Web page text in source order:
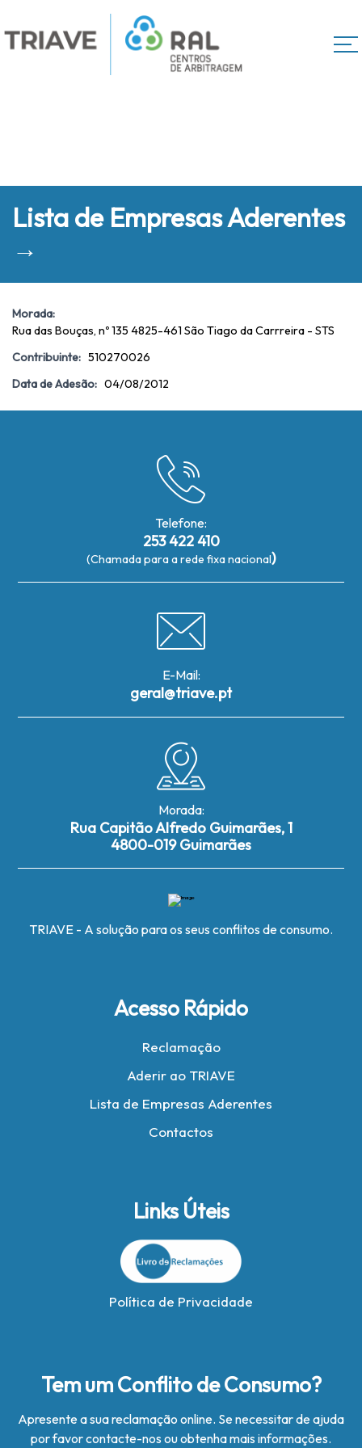
Lista de Empresas Aderentes
→
Morada:
Rua das Bouças, nº 135 4825-461 São Tiago da Carrreira - STS
Contribuinte: 510270026
Data de Adesão: 04/08/2012
Telefone:
253 422 410
(Chamada para a rede fixa nacional)
E-Mail:
geral@triave.pt
Morada:
Rua Capitão Alfredo Guimarães, 1
4800-019 Guimarães
TRIAVE - A solução para os seus conflitos de consumo.
Acesso Rápido
Reclamação
Aderir ao TRIAVE
Lista de Empresas Aderentes
Contactos
Links Úteis
Política de Privacidade
Tem um Conflito de Consumo?
Apresente a sua reclamação online. Se necessitar de ajuda
por favor contacte-nos ou obtenha mais informações.